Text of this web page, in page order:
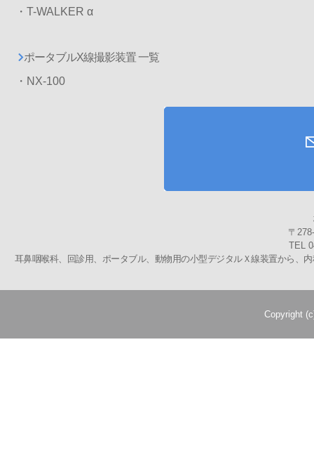
・T-WALKER α
ポータブルX線撮影装置 一覧
・NX-100
〒
TEL
耳鼻咽喉科、回診用、ポータブル、動物用の小型デジタルＸ線装置から、
Copyright